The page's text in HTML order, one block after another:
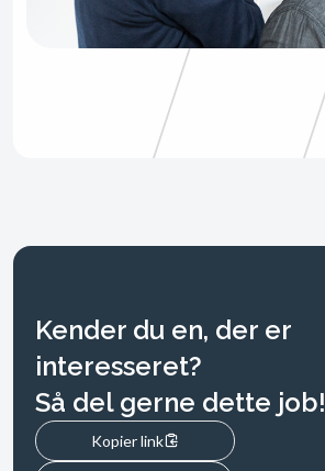
Kender du en, der er
interesseret?
Så del gerne dette job!​
Kopier link